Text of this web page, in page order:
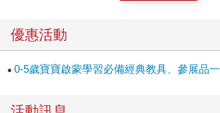
優惠活動
0-5歲寶寶啟蒙學習必備經典教具、參展品